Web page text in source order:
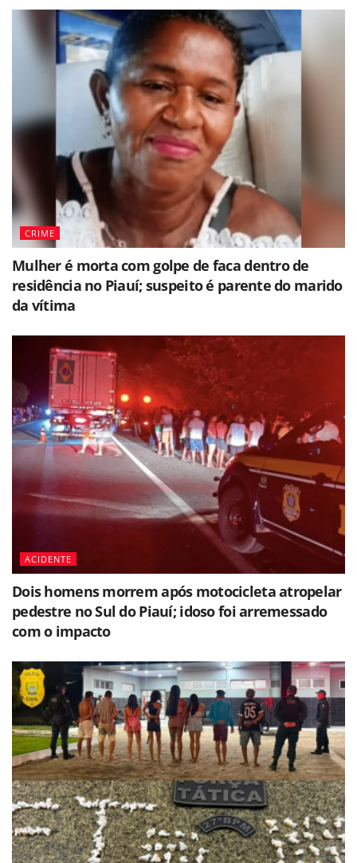
CRIME
Mulher é morta com golpe de faca dentro de
residência no Piauí; suspeito é parente do marido
da vítima
ACIDENTE
Dois homens morrem após motocicleta atropelar
pedestre no Sul do Piauí; idoso foi arremessado
com o impacto